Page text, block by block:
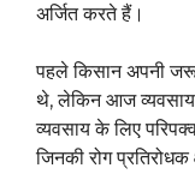
अर्जित करते हैं।
पहले किसान अपनी
थे, लेकिन आज व्यवसाय
व्यवसाय के लिए
जिनकी रोग प्रतिरोधक